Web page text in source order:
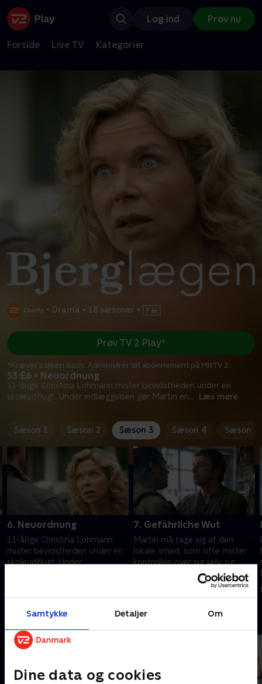
Samtykke Detaljer Om
Dine data og cookies
Log ind Prøv nu
Forside Live TV Kategorier
• Drama • 18 sæsoner •
S3:E6 • Neuordnung
11-årige Christina Lohmann mister bevidstheden under en
skoleudflugt. Under indlæggelsen gør Martin en... Læs mere
Prøv TV 2 Play*
*Kræver pakken Basis. Administrer dit abonnement på Mit TV 2.
Sæson 1 Sæson 2 Sæson 3 Sæson 4 Sæson 5
6. Neuordnung
11-årige Christina Lohmann
mister bevidstheden under en
skoleudflugt. Under
7. Gefährliche Wut
Martin må tage sig af den
lokale smed, som ofte mister
kontrollen over sig selv, og
Susanne kæmper stadig med
følgerne af sin tragiske
bilulykke.
10. september 2012 • 43 min
Andre så også